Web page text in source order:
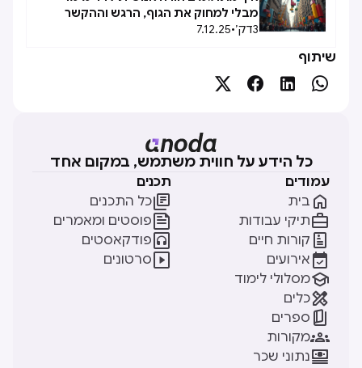
מבלי למחוק את הגוף, הרגש וההקשר
המקורי שלה
3דק׳•
7.12.25
שיתוף




כל הידע על חווית משתמש, במקום אחד
עמודים
בית 
תיקי עבודות
קורות חיים 
אירועים 
מסלולי לימוד
כלים
ספרים 
מקורות
נתוני שכר
תכנים
כל התכנים
פוסטים ומאמרים
פודקאסטים
סרטונים